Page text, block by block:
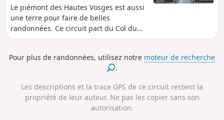
Le piémont des Hautes Vosges est aussi
une terre pour faire de belles
randonnées. Ce circuit part du Col du
Neuland et va jusqu'à Eguisheim en
est totalement forestière. Elle permet de
que par les carrières de Gueberschwihr.
Le circuit passe ensuite par Husseren-
les-Châteaux avant de grimper vers les
Pour plus de randonnées, utilisez notre moteur de recherche
.
Les descriptions et la trace GPS de ce circuit restent la
propriété de leur auteur. Ne pas les copier sans son
autorisation.